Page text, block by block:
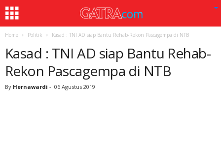
Home Politik Kasad : TNI AD siap Bantu Rehab-Rekon Pascagempa di NTB
Kasad : TNI AD siap Bantu Rehab-
Rekon Pascagempa di NTB
By Hernawardi - 06 Agustus 2019